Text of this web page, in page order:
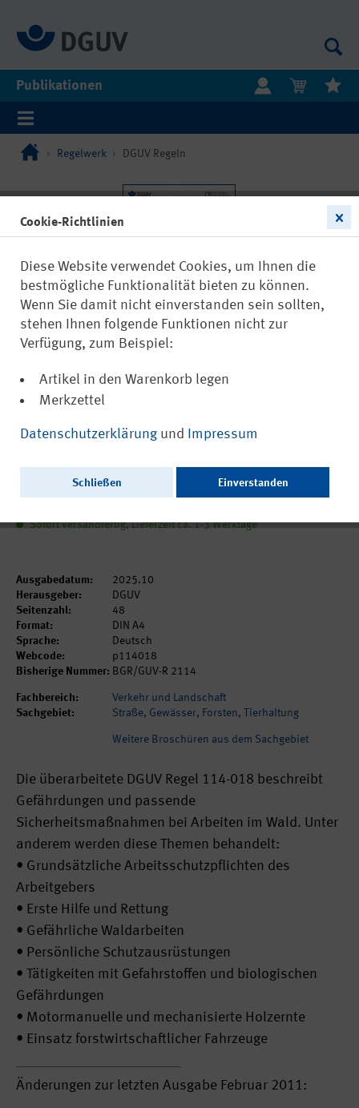
Publikationen
Regelwerk DGUV Regeln
DGUV Regel 114-018
Sofort versandfertig, Lieferzeit ca. 1-3 Werktage
Ausgabedatum:
2025.10
Herausgeber:
DGUV
Seitenzahl:
48
Format:
DIN A4
Sprache:
Deutsch
Webcode:
p114018
Bisherige Nummer: BGR/GUV-R 2114
Fachbereich:
Verkehr und Landschaft
Sachgebiet:
Straße, Gewässer, Forsten, Tierhaltung
Weitere Broschüren aus dem Sachgebiet
Die überarbeitete DGUV Regel 114-018 beschreibt
Gefährdungen und passende
Sicherheitsmaßnahmen bei Arbeiten im Wald. Unter
anderem werden diese Themen behandelt:
• Grundsätzliche Arbeitsschutzpflichten des
Arbeitgebers
• Erste Hilfe und Rettung
• Gefährliche Waldarbeiten
• Persönliche Schutzausrüstungen
• Tätigkeiten mit Gefahrstoffen und biologischen
Gefährdungen
• Motormanuelle und mechanisierte Holzernte
• Einsatz forstwirtschaftlicher Fahrzeuge
Änderungen zur letzten Ausgabe Februar 2011:
Cookie-Richtlinien
Diese Website verwendet Cookies, um Ihnen die
bestmögliche Funktionalität bieten zu können.
Wenn Sie damit nicht einverstanden sein sollten,
stehen Ihnen folgende Funktionen nicht zur
Verfügung, zum Beispiel:
Artikel in den Warenkorb legen
Merkzettel
Datenschutzerklärung und Impressum
Schließen Einverstanden